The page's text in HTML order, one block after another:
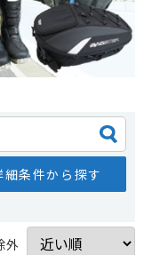
細条件から探す
外